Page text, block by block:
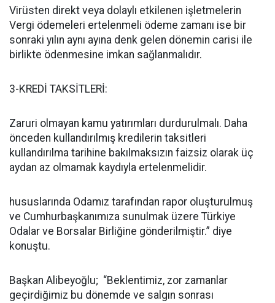
Virüsten direkt veya dolaylı etkilenen işletmelerin
Vergi ödemeleri ertelenmeli ödeme zamanı ise bir
sonraki yılın aynı ayına denk gelen dönemin carisi ile
birlikte ödenmesine imkan sağlanmalıdır.
3-KREDİ TAKSİTLERİ:
Zaruri olmayan kamu yatırımları durdurulmalı. Daha
önceden kullandırılmış kredilerin taksitleri
kullandırılma tarihine bakılmaksızın faizsiz olarak üç
aydan az olmamak kaydıyla ertelenmelidir.
hususlarında Odamız tarafından rapor oluşturulmuş
ve Cumhurbaşkanımıza sunulmak üzere Türkiye
Odalar ve Borsalar Birliğine gönderilmiştir.” diye
konuştu.
Başkan Alibeyoğlu; “Beklentimiz, zor zamanlar
geçirdiğimiz bu dönemde ve salgın sonrası